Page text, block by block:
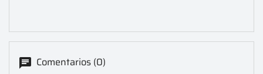
Comentarios (0)